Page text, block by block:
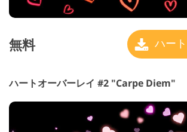
無料 ハー
ハートオーバーレイ #2 "Carpe Diem"